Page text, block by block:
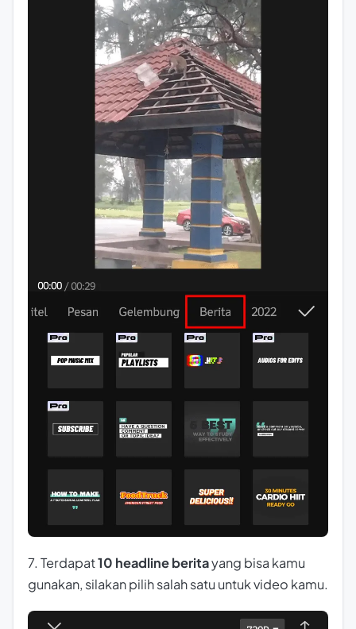
7. Terdapat10 headline beritayang bisa kamu
gunakan, silakan pilih salah satu untuk video kamu.